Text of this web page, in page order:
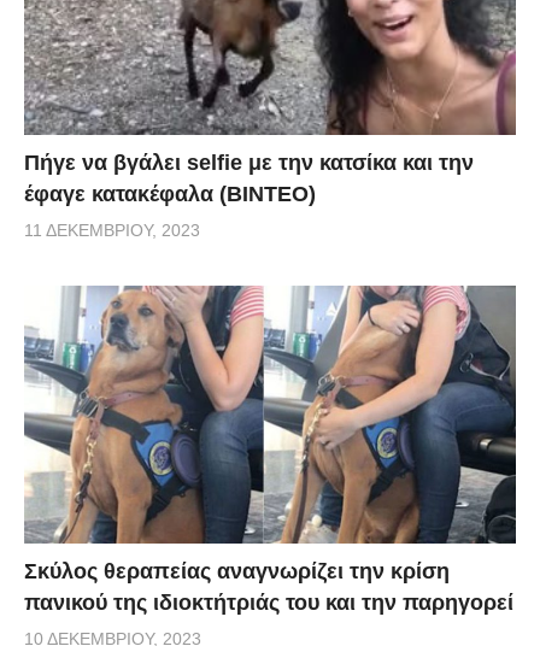
Πήγε να βγάλει selfie με την κατσίκα και την
έφαγε κατακέφαλα (ΒΙΝΤΕΟ)
11 ΔΕΚΕΜΒΡΊΟΥ, 2023
Σκύλος θεραπείας αναγνωρίζει την κρίση
πανικού της ιδιοκτήτριάς του και την παρηγορεί
10 ΔΕΚΕΜΒΡΊΟΥ, 2023